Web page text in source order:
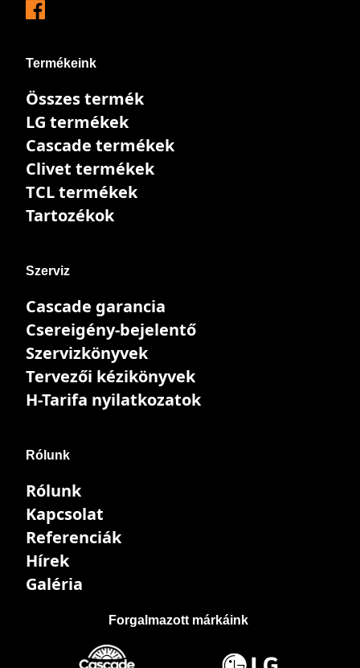
Termékeink
Összes termék
LG termékek
Cascade termékek
Clivet termékek
TCL termékek
Tartozékok
Szerviz
Cascade garancia
Csereigény-bejelentő
Szervizkönyvek
Tervezői kézikönyvek
H-Tarifa nyilatkozatok
Rólunk
Rólunk
Kapcsolat
Referenciák
Hírek
Galéria
Forgalmazott márkáink